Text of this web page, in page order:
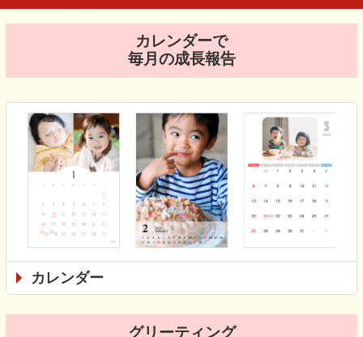
カレンダーで
毎月の成長報告
カレンダー
グリーティング